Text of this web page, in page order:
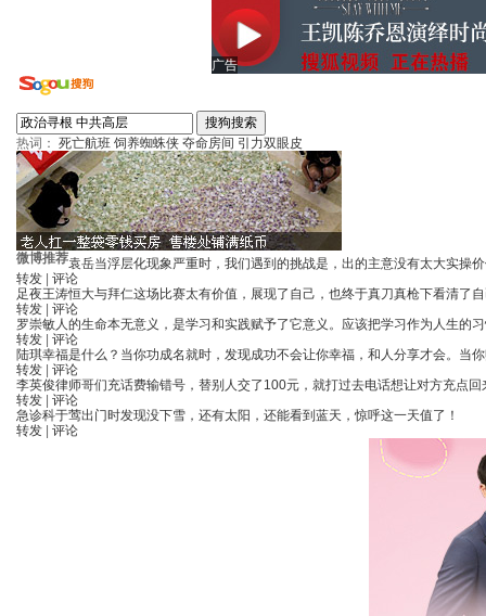
广告
热词： 死亡航班 饲养蜘蛛侠 夺命房间 引力双眼皮
微博推荐袁岳当浮层化现象严重时，我们遇到的挑战是，出的主意没有太大实操
转发
评论
足夜王涛恒大与拜仁这场比赛太有价值，展现了自己，也终于真刀真枪下看清了
转发
评论
罗崇敏人的生命本无意义，是学习和实践赋予了它意义。应该把学习作为人生的
转发
评论
陆琪幸福是什么？当你功成名就时，发现成功不会让你幸福，和人分享才会。当
转发
评论
李英俊律师哥们充话费输错号，替别人交了100元，就打过去电话想让对方充点
转发
评论
急诊科于莺出门时发现没下雪，还有太阳，还能看到蓝天，惊呼这一天值了！
转发
评论